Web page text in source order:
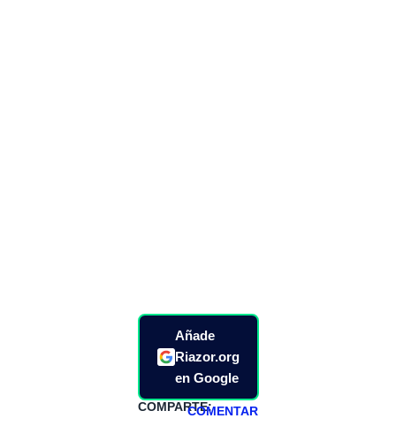
Añade
Riazor.org
en Google
COMPARTE:COMENTAR